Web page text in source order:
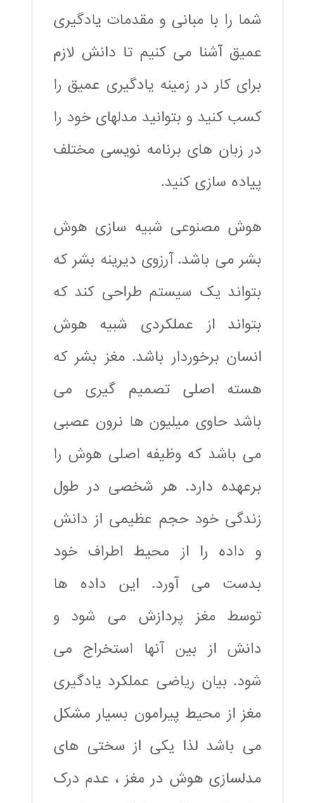
شما را با مبانی و مقدمات یادگیری
عمیق آشنا می کنیم تا دانش لازم
برای کار در زمینه یادگیری عمیق را
کسب کنید و بتوانید مدلهای خود را
در زبان های برنامه نویسی مختلف
پیاده سازی کنید.
هوش مصنوعی شبیه سازی هوش
بشر می باشد. آرزوی دیرینه بشر که
بتواند یک سیستم طراحی کند که
بتواند از عملکردی شبیه هوش
انسان برخوردار باشد. مغز بشر که
هسته اصلی تصمیم گیری می
باشد حاوی میلیون ها نرون عصبی
می باشد که وظیفه اصلی هوش را
برعهده دارد. هر شخصی در طول
زندگی خود حجم عظیمی از دانش
و داده را از محیط اطراف خود
بدست می آورد. این داده ها
توسط مغز پردازش می شود و
دانش از بین آنها استخراج می
شود. بیان ریاضی عملکرد یادگیری
مغز از محیط پیرامون بسیار مشکل
می باشد لذا یکی از سختی های
مدلسازی هوش در مغز ، عدم درک